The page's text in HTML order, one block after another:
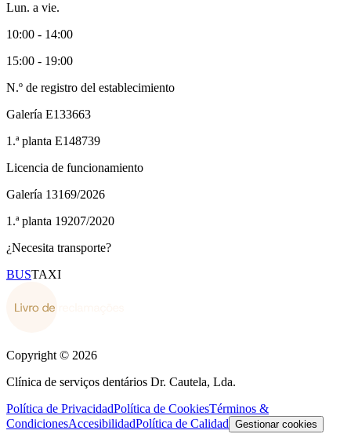
Lun. a vie.
10:00 - 14:00
15:00 - 19:00
N.º de registro del establecimiento
Galería E133663
1.ª planta E148739
Licencia de funcionamiento
Galería 13169/2026
1.ª planta 19207/2020
¿Necesita transporte?
BUSTAXI
Copyright © 2026
Clínica de serviços dentários Dr. Cautela, Lda.
Política de PrivacidadPolítica de CookiesTérminos &
CondicionesAccesibilidadPolítica de Calidad Gestionar cookies